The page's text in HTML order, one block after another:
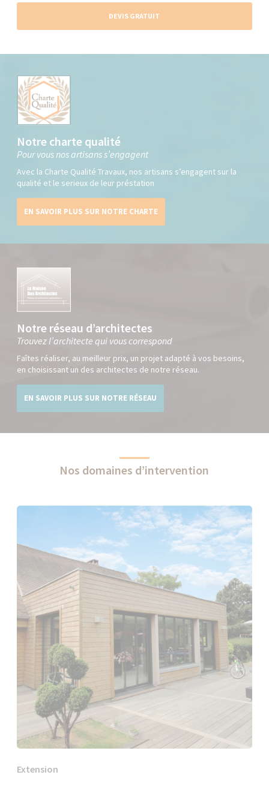
DEVIS GRATUIT
Notre charte qualité
Pour vous nos artisans s’engagent
Avec la Charte Qualité Travaux, nos artisans s’engagent sur la
qualité et le serieux de leur préstation
EN SAVOIR PLUS SUR NOTRE CHARTE
Notre réseau d’architectes
Trouvez l’architecte qui vous correspond
Faîtes réaliser, au meilleur prix, un projet adapté à vos besoins,
en choisissant un des architectes de notre réseau.
EN SAVOIR PLUS SUR NOTRE RÉSEAU
Nos domaines d’intervention
Extension